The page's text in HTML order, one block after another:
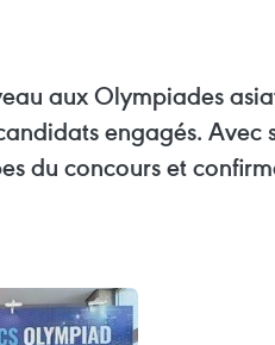
aux Olympiades
engagés.
du concours et